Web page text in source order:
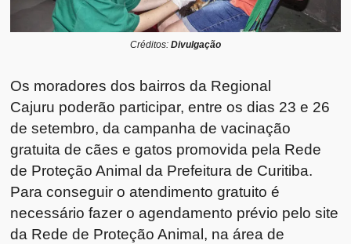
Créditos: Divulgação
Os moradores dos bairros da Regional
Cajuru poderão participar, entre os dias 23 e 26
de setembro, da campanha de vacinação
gratuita de cães e gatos promovida pela Rede
de Proteção Animal da Prefeitura de Curitiba.
Para conseguir o atendimento gratuito é
necessário fazer o agendamento prévio pelo site
da Rede de Proteção Animal, na área de